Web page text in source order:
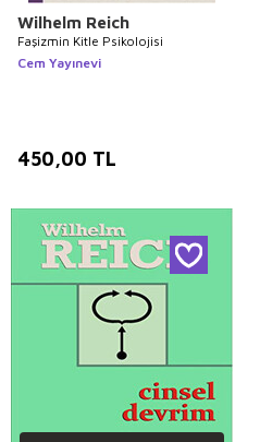
Wilhelm Reich
Faşizmin Kitle Psikolojisi
Cem Yayınevi
450,00 TL